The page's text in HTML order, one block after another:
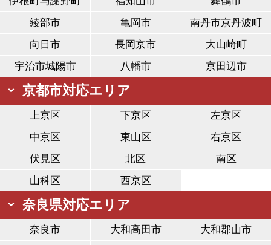
綾部市
亀岡市
南丹市京丹波町
向日市
長岡京市
大山崎町
宇治市城陽市
八幡市 京田辺市
京都市対応エリア
上京区 下京区
左京区
中京区
東山区
右京区
伏見区
北区
南区
山科区
西京区
奈良県対応エリア
奈良市 大和高田市
大和郡山市